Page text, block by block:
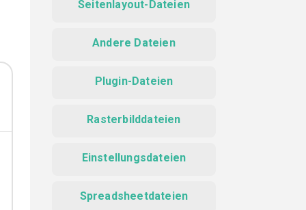
Seitenlayout-Dateien
Andere Dateien
Plugin-Dateien
Rasterbilddateien
Einstellungsdateien
Spreadsheetdateien